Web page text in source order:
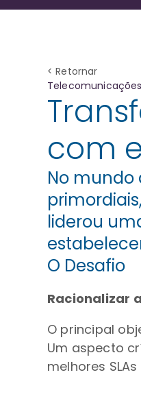
< Retornar
Telecomunicações
com
No
liderou
O Desafio
Racionalizar
O principal
Um aspecto
melhores